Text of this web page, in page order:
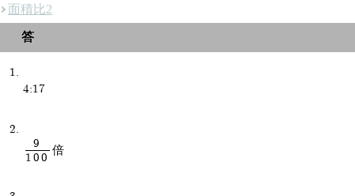
面積比2
4:17
9
100
倍